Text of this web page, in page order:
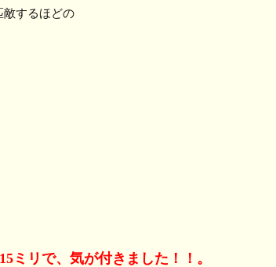
するほどの
ミリで、気が付きました！！。